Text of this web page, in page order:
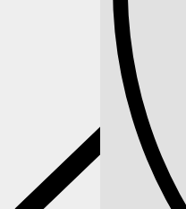
ОТЗЫВЫ КЛИЕНТОВ